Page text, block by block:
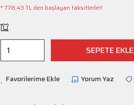
* 778,43 TL den başlayan taksitlerle!!
SEPETE EKLE
Yorum Yaz